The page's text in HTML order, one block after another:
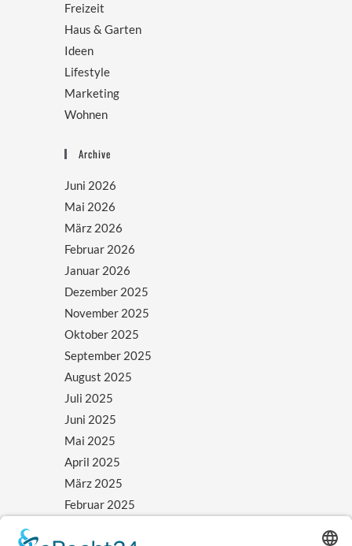
Freizeit
Haus & Garten
Ideen
Lifestyle
Marketing
Wohnen
Archive
Juni 2026
Mai 2026
März 2026
Februar 2026
Januar 2026
Dezember 2025
November 2025
Oktober 2025
September 2025
August 2025
Juli 2025
Juni 2025
Mai 2025
April 2025
März 2025
Februar 2025